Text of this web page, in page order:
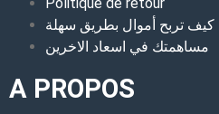
كيف تربح أموال بطريق سهلة
مساهمتك في اسعاد الاخرين
A PROPOS